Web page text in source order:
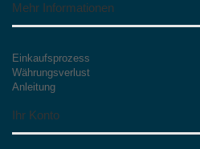
Mehr Informationen
Einkaufsprozess
Währungsverlust
Anleitung
Ihr Konto